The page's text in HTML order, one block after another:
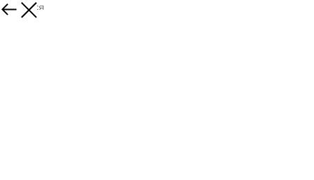
Вернуться